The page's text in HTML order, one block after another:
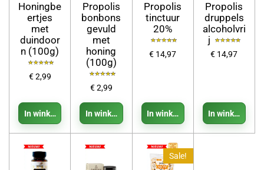
Honingbe
ertjes
met
duindoor
n (100g)
€ 2,99
In winkelwagen
Propolis
bonbons
gevuld
met
honing
(100g)
€ 2,99
In winkelwagen
Propolis
tinctuur
20%
€ 14,97
In winkelwagen
Propolis
druppels
alcoholvri
j
€ 14,97
In
Sale!